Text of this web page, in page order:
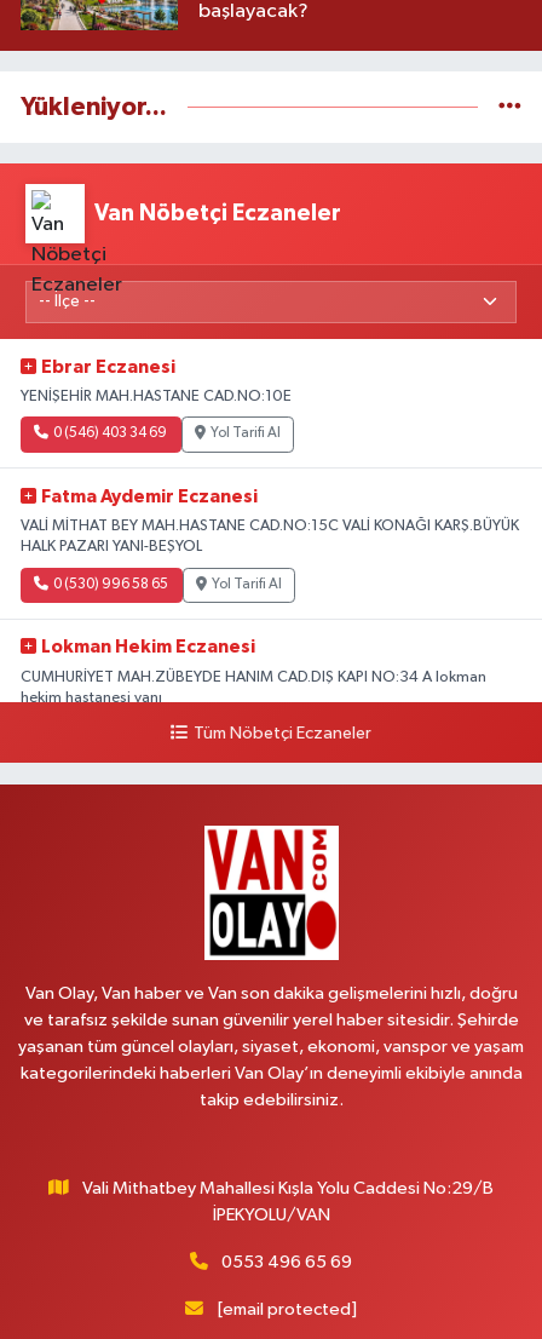
başlayacak?
Yükleniyor...
Van Nöbetçi Eczaneler
Ebrar Eczanesi
YENİŞEHİR MAH.HASTANE CAD.NO:10E
0 (546) 403 34 69 Yol Tarifi Al
Fatma Aydemir Eczanesi
VALİ MİTHAT BEY MAH.HASTANE CAD.NO:15C VALİ KONAĞI KARŞ.BÜYÜK
HALK PAZARI YANI-BEŞYOL
0 (530) 996 58 65 Yol Tarifi Al
Lokman Hekim Eczanesi
CUMHURİYET MAH.ZÜBEYDE HANIM CAD.DIŞ KAPI NO:34 A lokman
hekim hastanesi yanı
Yol Tarifi Al
Vanyolu Caddesi Yeni Diş Hastanesi Yanı NO:102F
Yol Tarifi Al
Cumhuriyet Mahallesi, Konak Sokak No:6 Gürpınar Van
0 (530) 442 24 65 Yol Tarifi Al
Yiğit Eczanesi
Hatuniye Mahallesi, Asmin Sokak No:3 A İpekyolu Van
Akdağ Eczanesi
Süphan Mahallesi, İpekyolu Caddesi No:283 G Edremit Van
Yol Tarifi Al
Tüm Nöbetçi Eczaneler
Van Olay, Van haber ve Van son dakika gelişmelerini hızlı, doğru
ve tarafsız şekilde sunan güvenilir yerel haber sitesidir. Şehirde
yaşanan tüm güncel olayları, siyaset, ekonomi, vanspor ve yaşam
kategorilerindeki haberleri Van Olay’ın deneyimli ekibiyle anında
takip edebilirsiniz.
Vali Mithatbey Mahallesi Kışla Yolu Caddesi No:29/B
İPEKYOLU/VAN
0553 496 65 69
[email protected]